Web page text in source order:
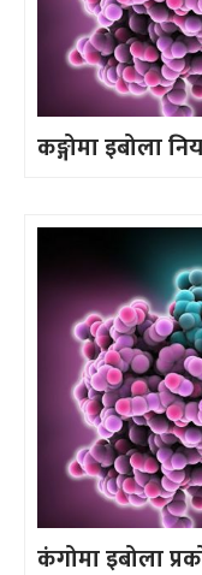
कङ्गोमा इबोला
कंगोमा इबोला